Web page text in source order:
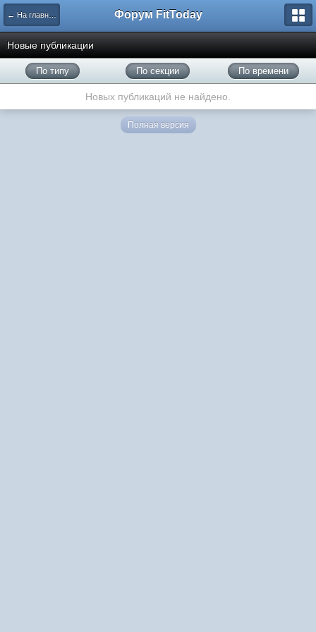
← На главную Форум FitToday
Новые публикации
По типу По секции По времени
Новых публикаций не найдено.
Полная версия